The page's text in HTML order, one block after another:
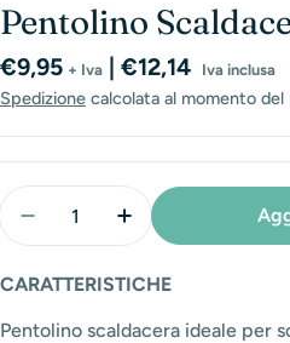
Pentolino
Prezzo
normale
€9,95 + Iva | €12,14 Iva inclusa
Spedizione calcolata al momento
Diminuisci La Quantità
Aumenta La
CARATTERISTICHE
Pentolino scaldacera ideale per